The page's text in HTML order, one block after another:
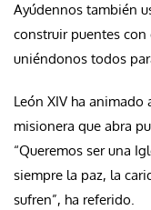
Ayúdennos también
construir puentes
uniéndonos todos
León XIV ha animado
misionera que abra
“Queremos ser una
siempre la paz, la
sufren”, ha referido.